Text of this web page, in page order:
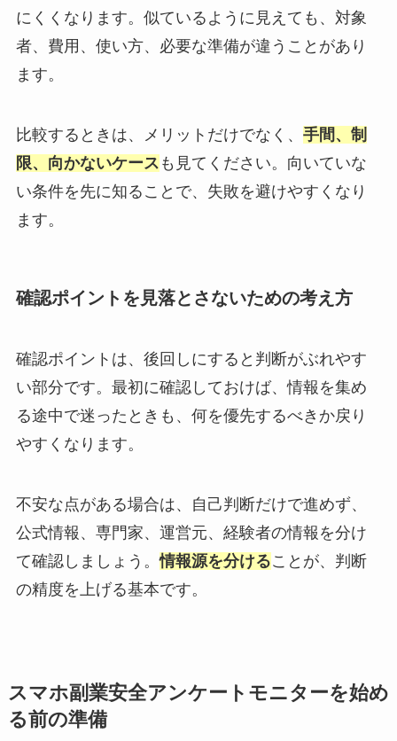
にくくなります。似ているように見えても、対象
者、費用、使い方、必要な準備が違うことがあり
ます。
比較するときは、メリットだけでなく、 手間、制
限、向かないケース も見てください。向いていな
い条件を先に知ることで、失敗を避けやすくなり
ます。
確認ポイントを見落とさないための考え方
確認ポイントは、後回しにすると判断がぶれやす
い部分です。最初に確認しておけば、情報を集め
る途中で迷ったときも、何を優先するべきか戻り
やすくなります。
不安な点がある場合は、自己判断だけで進めず、
公式情報、専門家、運営元、経験者の情報を分け
て確認しましょう。情報源を分けることが、判断
の精度を上げる基本です。
スマホ副業安全アンケートモニターを始め
る前の準備